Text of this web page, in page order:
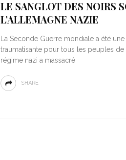
LE SANGLOT DES NOIRS
L’ALLEMAGNE NAZIE
La Seconde Guerre mondiale a été
traumatisante pour tous les peuples de
régime nazi a massacré
SHARE